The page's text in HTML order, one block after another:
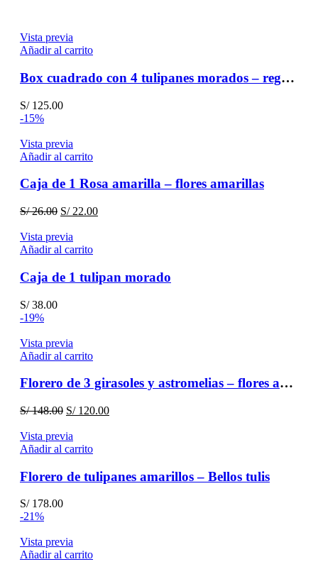
Vista previa
Añadir al carrito
Box cuadrado con 4 tulipanes morados – regalo – amistad
S/125.00
-15%
Vista previa
Añadir al carrito
Caja de 1 Rosa amarilla – flores amarillas
S/26.00 El
original
era:
S/22.00El
Vista previa
Añadir al carrito
Caja de 1 tulipan morado
S/38.00
-19%
Vista previa
Añadir al carrito
Florero de 3 girasoles y astromelias – flores amarillas
S/148.00 El
original
era:
S/120.00El
Vista previa
Añadir al carrito
Florero de tulipanes amarillos – Bellos tulis
S/178.00
-21%
Vista previa
Añadir al carrito